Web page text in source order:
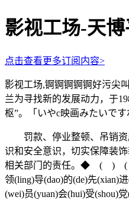
影视工场-天
点击查看更多订阅内容>
影视工场,锕锕锕锕锕好污尖
兰为寻找新的发展动力，于
枢”。「いやc映画みたいです
罚款、停业整顿、吊销资
识和安全意识，切实保障装
相关部门的责任。◆ ( ) ( )据
领(ling)导(dao)的(de)先(xian)
(wei)员(yuan)会(hui)受(shou)